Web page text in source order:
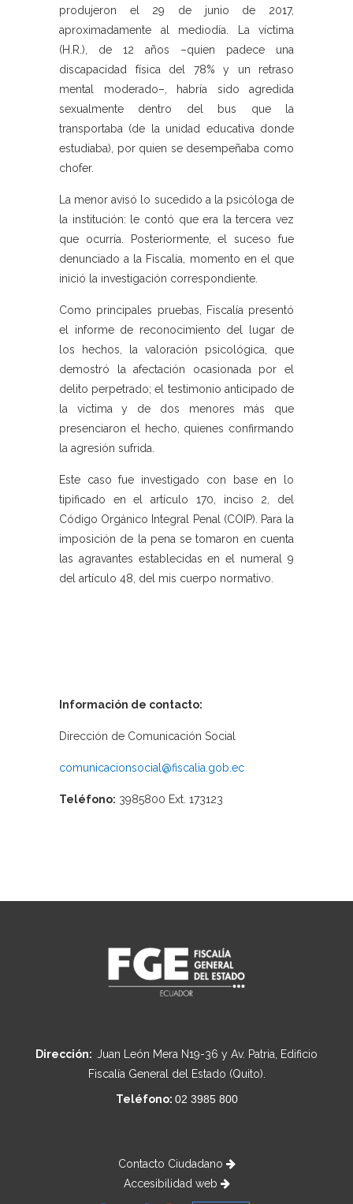
produjeron el 29 de junio de 2017,
aproximadamente al mediodía. La víctima
(H.R.), de 12 años –quien padece una
discapacidad física del 78% y un retraso
mental moderado–, habría sido agredida
sexualmente dentro del bus que la
transportaba (de la unidad educativa donde
estudiaba), por quien se desempeñaba como
chofer.
La menor avisó lo sucedido a la psicóloga de
la institución: le contó que era la tercera vez
que ocurría. Posteriormente, el suceso fue
denunciado a la Fiscalía, momento en el que
inició la investigación correspondiente.
Como principales pruebas, Fiscalía presentó
el informe de reconocimiento del lugar de
los hechos, la valoración psicológica, que
demostró la afectación ocasionada por el
delito perpetrado; el testimonio anticipado de
la víctima y de dos menores más que
presenciaron el hecho, quienes confirmando
la agresión sufrida.
Este caso fue investigado con base en lo
tipificado en el artículo 170, inciso 2, del
Código Orgánico Integral Penal (COIP). Para la
imposición de la pena se tomaron en cuenta
las agravantes establecidas en el numeral 9
del artículo 48, del mis cuerpo normativo.
Información de contacto:
Dirección de Comunicación Social
comunicacionsocial@fiscalia.gob.ec
Teléfono: 3985800 Ext. 173123
Dirección: Juan León Mera N19-36 y Av. Patria, Edificio
Fiscalía General del Estado (Quito).
Teléfono: 02 3985 800
Contacto Ciudadano
Accesibilidad web